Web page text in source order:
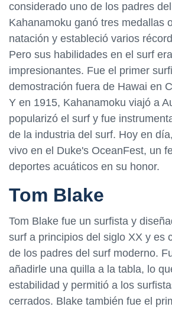
considerado uno de los padres
Kahanamoku ganó tres medallas
natación y estableció varios
Pero sus habilidades en el surf
impresionantes. Fue el primer
demostración fuera de Hawai en
Y en 1915, Kahanamoku viajó a
popularizó el surf y fue
de la industria del surf. Hoy en
vivo en el Duke's OceanFest, un
deportes acuáticos en su honor.
Tom Blake
Tom Blake fue un surfista y
surf a principios del siglo XX y es
de los padres del surf moderno.
añadirle una quilla a la tabla, lo
estabilidad y permitió a los
cerrados. Blake también fue el